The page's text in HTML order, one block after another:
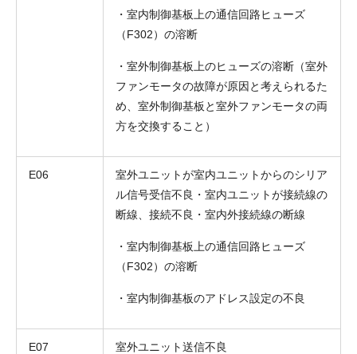
・室内制御基板上の通信回路ヒューズ
（F302）の溶断
・室外制御基板上のヒューズの溶断（室外
ファンモータの故障が原因と考えられるた
め、室外制御基板と室外ファンモータの両
方を交換すること）
E06
室外ユニットが室内ユニットからのシリア
ル信号受信不良・室内ユニットが接続線の
断線、接続不良・室内外接続線の断線
・室内制御基板上の通信回路ヒューズ
（F302）の溶断
・室内制御基板のアドレス設定の不良
E07 室外ユニット送信不良